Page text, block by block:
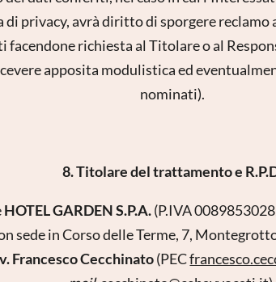
privacy, avrà diritto di sporgere reclamo
richiesta al Titolare o al
apposita modulistica ed
nominati).
8. Titolare del trattamento e
HOTEL GARDEN S.P.A.(P.IVA
sede in Corso delle Terme, 7,
Francesco Cecchinato(PEC